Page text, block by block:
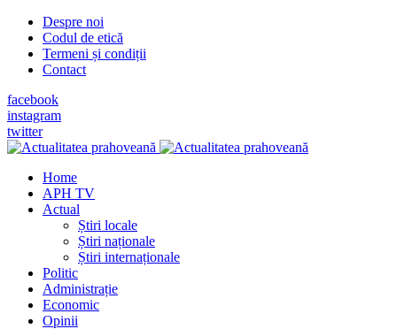
Despre noi
Codul de etică
Termeni și condiții
Contact
facebook
instagram
twitter
Home
APH TV
Actual
Știri locale
Știri naționale
Știri internaționale
Politic
Administrație
Economic
Opinii